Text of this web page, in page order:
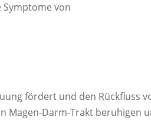
Symptome von
fördert und den Rückfluss
Magen-Darm-Trakt beruhigen